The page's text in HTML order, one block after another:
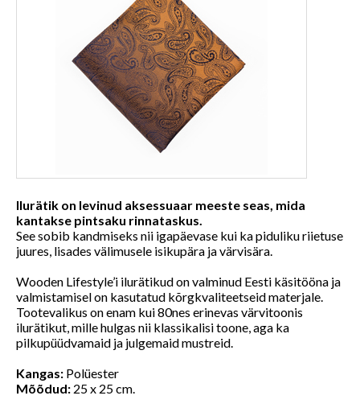
Ilurätik on levinud aksessuaar meeste seas, mida
kantakse pintsaku rinnataskus.
See sobib kandmiseks nii igapäevase kui ka piduliku riietuse
juures, lisades välimusele isikupära ja värvisära.
Wooden Lifestyle’i ilurätikud on valminud Eesti käsitööna ja
valmistamisel on kasutatud kõrgkvaliteetseid materjale.
Tootevalikus on enam kui 80nes erinevas värvitoonis
ilurätikut, mille hulgas nii klassikalisi toone, aga ka
pilkupüüdvamaid ja julgemaid mustreid.
Kangas: Polüester
Mõõdud: 25 x 25 cm.